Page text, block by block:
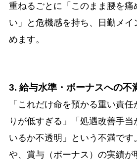
重ねるごとに「このまま腰を痛
い」と危機感を持ち、日勤メイ
めます。
3. 給与水準・ボーナスへの不
「これだけ命を預かる重い責
りが低すぎる」「処遇改善手当
いるか不透明」という不満です
や、賞与（ボーナス）の実績が